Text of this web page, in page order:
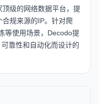
级的网络数据平台，提
规来源的IP。针对爬
等使用场景，Decodo提
靠性和自动化而设计的